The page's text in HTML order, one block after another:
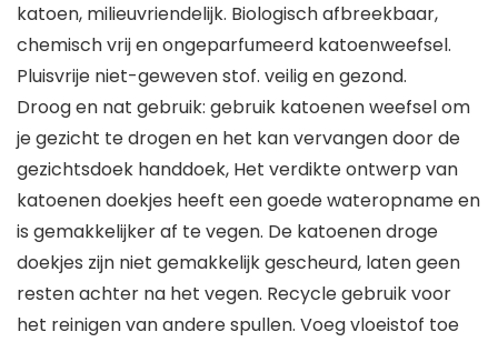
katoen, milieuvriendelijk. Biologisch afbreekbaar,
chemisch vrij en ongeparfumeerd katoenweefsel.
Pluisvrije niet-geweven stof. veilig en gezond.
Droog en nat gebruik: gebruik katoenen weefsel om
je gezicht te drogen en het kan vervangen door de
gezichtsdoek handdoek, Het verdikte ontwerp van
katoenen doekjes heeft een goede wateropname en
is gemakkelijker af te vegen. De katoenen droge
doekjes zijn niet gemakkelijk gescheurd, laten geen
resten achter na het vegen. Recycle gebruik voor
het reinigen van andere spullen. Voeg vloeistof toe